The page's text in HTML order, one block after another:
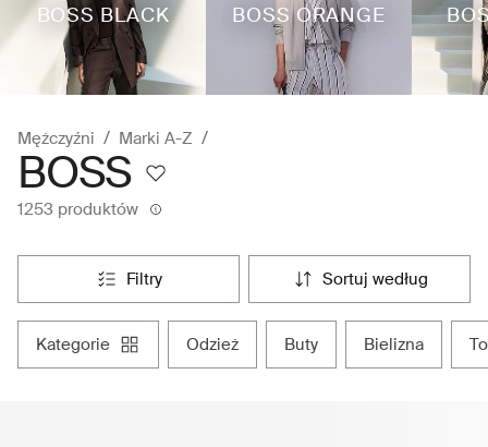
BOSS BLACK BOSS ORANGE
Mężczyźni Marki A-Z
BOSS
1253 produktów
filtry sortuj według
kategorie odzież buty bielizna